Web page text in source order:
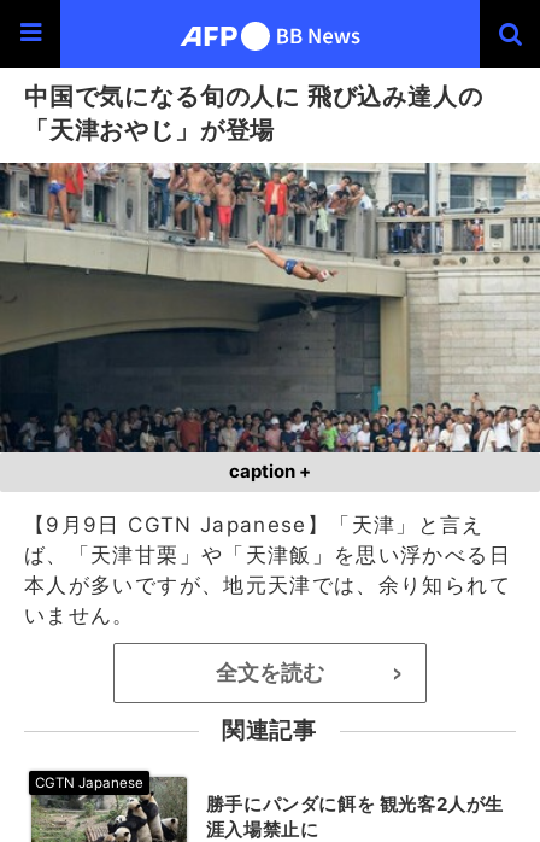
中国で気になる旬の人に 飛び込み達人の
「天津おやじ」が登場
caption +
【9月9日 CGTN Japanese】「天津」と言え
ば、「天津甘栗」や「天津飯」を思い浮かべる日
本人が多いですが、地元天津では、余り知られて
いません。
全文を読む >
関連記事
勝手にパンダに餌を 観光客2人が生
涯入場禁止に